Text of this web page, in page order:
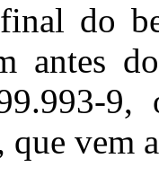
do
antes
que vem